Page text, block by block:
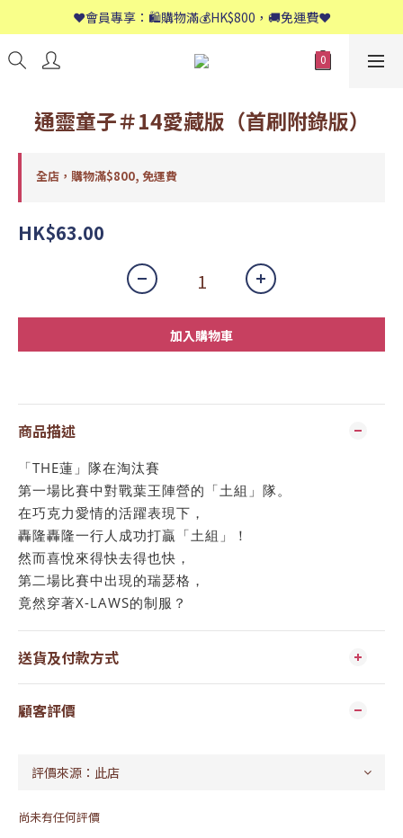
📱歡迎WhatsApp查詢：9558 8661
❤️會員專享：🛍購物滿💰HK$800，🚚免運費❤️
📱歡迎WhatsApp查詢：9558 8661
通靈童子＃14愛藏版（首刷附錄版）
全店，購物滿$800, 免運費
HK$63.00
加入購物車
商品描述
「THE蓮」隊在淘汰賽
第一場比賽中對戰葉王陣營的「土組」隊。
在巧克力愛情的活躍表現下，
轟隆轟隆一行人成功打贏「土組」！
然而喜悅來得快去得也快，
第二場比賽中出現的瑞瑟格，
竟然穿著X-LAWS的制服？
送貨及付款方式
顧客評價
尚未有任何評價